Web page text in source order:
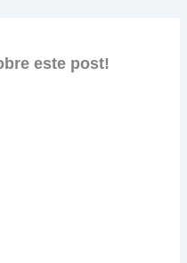
este post!